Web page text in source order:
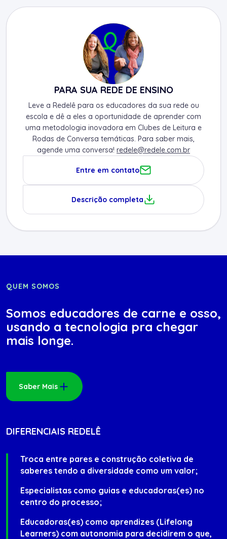
PARA SUA REDE DE ENSINO
Leve a Redelê para os educadores da sua rede ou
escola e dê a eles a oportunidade de aprender com
uma metodologia inovadora em Clubes de Leitura e
Rodas de Conversa temáticas. Para saber mais,
agende uma conversa! redele@redele.com.br
Entre em contato
Descrição completa
QUEM SOMOS
Somos educadores de carne e osso,
usando a tecnologia pra chegar
mais longe.
Saber Mais
DIFERENCIAIS REDELÊ
Troca entre pares e construção coletiva de
saberes tendo a diversidade como um valor;
Especialistas como guias e educadoras(es) no
centro do processo;
Educadoras(es) como aprendizes (Lifelong
Learners) com autonomia para decidirem o que,